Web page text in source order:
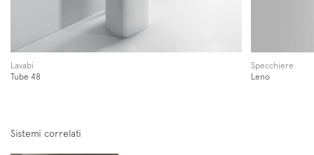
Facebook
Lavabi
Tube 48
Specchiere
Leno
Sistemi correlati